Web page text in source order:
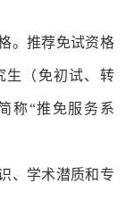
。推荐免试资格
生（免初试、转
称“推免服务系
、学术潜质和专